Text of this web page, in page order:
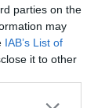
parties on the
may
IAB’s List of
it to other